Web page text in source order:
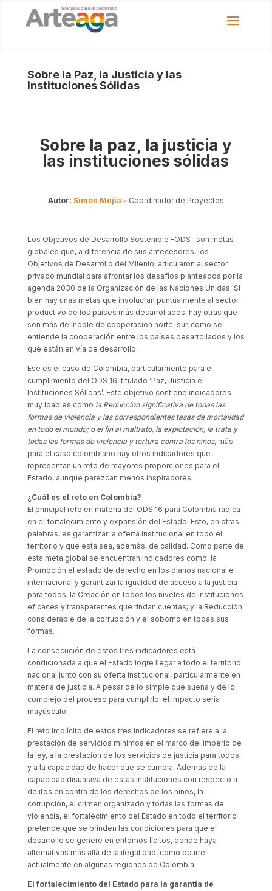
Sobre la Paz, la Justicia y las
Instituciones Sólidas
Sobre la paz, la justicia y
las instituciones sólidas
Autor: Simón Mejía – Coordinador de Proyectos
Los Objetivos de Desarrollo Sostenible -ODS- son metas
globales que, a diferencia de sus antecesores, los
Objetivos de Desarrollo del Milenio, articularon al sector
privado mundial para afrontar los desafíos planteados por la
agenda 2030 de la Organización de las Naciones Unidas. Si
bien hay unas metas que involucran puntualmente al sector
productivo de los países más desarrollados, hay otras que
son más de índole de cooperación norte-sur, como se
entiende la cooperación entre los países desarrollados y los
que están en vía de desarrollo.
Ese es el caso de Colombia, particularmente para el
cumplimiento del ODS 16, titulado ‘Paz, Justicia e
Instituciones Sólidas’. Este objetivo contiene indicadores
muy loables como la Reducción significativa de todas las
formas de violencia y las correspondientes tasas de mortalidad
en todo el mundo; o el fin al maltrato, la explotación, la trata y
todas las formas de violencia y tortura contra los niños,más
para el caso colombiano hay otros indicadores que
representan un reto de mayores proporciones para el
Estado, aunque parezcan menos inspiradores.
¿Cuál es el reto en Colombia?
El principal reto en materia del ODS 16 para Colombia radica
en el fortalecimiento y expansión del Estado. Esto, en otras
palabras, es garantizar la oferta institucional en todo el
territorio y que esta sea, además, de calidad. Como parte de
esta meta global se encuentran indicadores como: la
Promoción el estado de derecho en los planos nacional e
internacional y garantizar la igualdad de acceso a la justicia
para todos; la Creación en todos los niveles de instituciones
eficaces y transparentes que rindan cuentas; y la Reducción
considerable de la corrupción y el soborno en todas sus
formas.
La consecución de estos tres indicadores está
condicionada a que el Estado logre llegar a todo el territorio
nacional junto con su oferta institucional, particularmente en
materia de justicia. A pesar de lo simple que suena y de lo
complejo del proceso para cumplirlo, el impacto sería
mayúsculo.
El reto implícito de estos tres indicadores se refiere a la
prestación de servicios mínimos en el marco del imperio de
la ley, a la prestación de los servicios de justicia para todos
y a la capacidad de hacer que se cumpla. Además de la
capacidad disuasiva de estas instituciones con respecto a
delitos en contra de los derechos de los niños, la
corrupción, el crimen organizado y todas las formas de
violencia, el fortalecimiento del Estado en todo el territorio
pretende que se brinden las condiciones para que el
desarrollo se genere en entornos lícitos, donde haya
alternativas más allá de la ilegalidad, como ocurre
actualmente en algunas regiones de Colombia.
El fortalecimiento del Estado para la garantía de